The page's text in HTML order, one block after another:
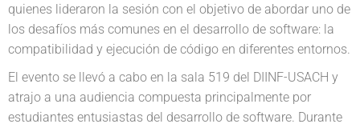
quienes lideraron la sesión con el objetivo de abordar uno de
los desafíos más comunes en el desarrollo de software: la
compatibilidad y ejecución de código en diferentes entornos.
El evento se llevó a cabo en la sala 519 del DIINF-USACH y
atrajo a una audiencia compuesta principalmente por
estudiantes entusiastas del desarrollo de software. Durante